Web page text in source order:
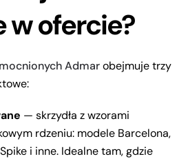
w ofercie?
Admarobejmuje trzy
— skrzydła z wzorami
rdzeniu: modele Barcelona,
i inne. Idealne tam, gdzie